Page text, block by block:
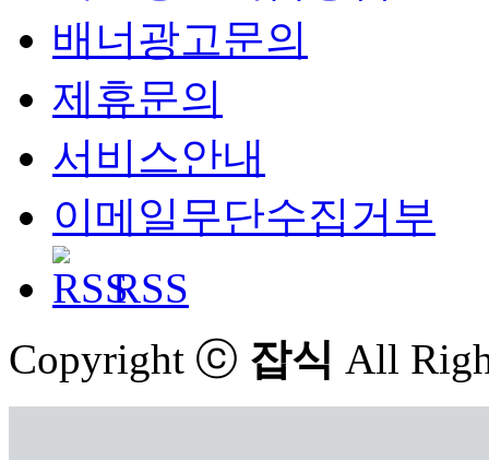
배너광고문의
제휴문의
서비스안내
이메일무단수집거부
RSS
Copyright ⓒ 잡식 All